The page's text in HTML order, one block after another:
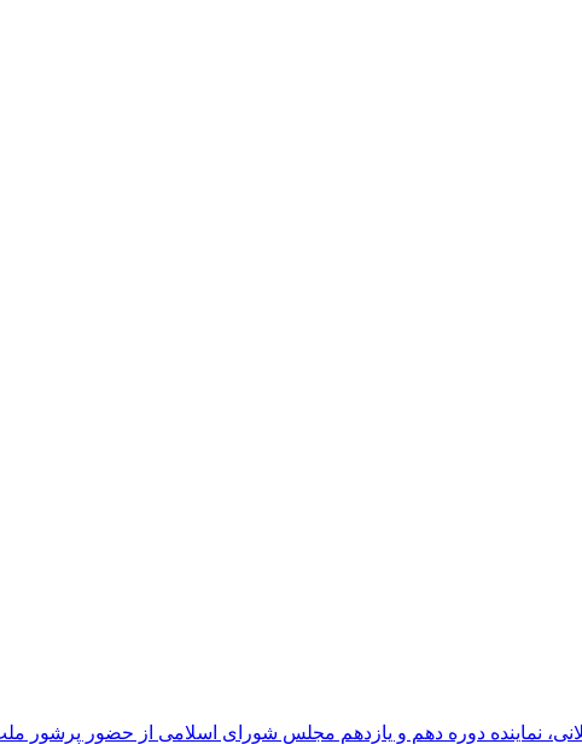
نماینده دوره دهم و یازدهم مجلس شورای اسلامی از حضور پرشور ملت بزرگ